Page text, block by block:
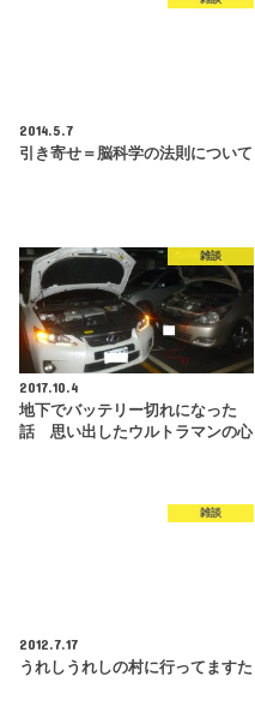
2014.5.7
引き寄せ＝脳科学の法則について
雑談
2017.10.4
地下でバッテリー切れになった
話 思い出したウルトラマンの心
雑談
2012.7.17
うれしうれしの村に行ってますた